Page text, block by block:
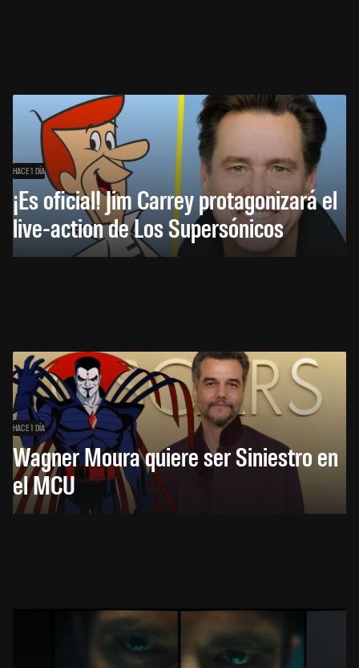
HACE 1 DÍA
¡Es oficial! Jim Carrey protagonizará el
live-action de Los Supersónicos
HACE 1 DÍA
Wagner Moura quiere ser Siniestro en
el MCU